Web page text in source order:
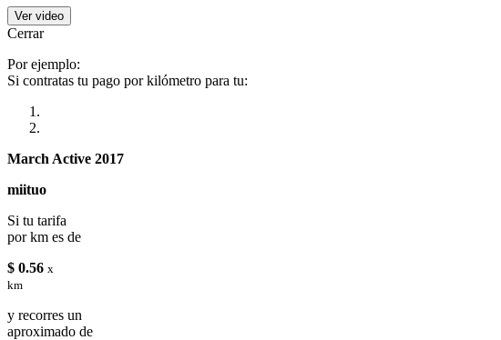
Ver video
Cerrar
Por ejemplo:
Si contratas tu pago por kilómetro para tu:
March Active 2017
miituo
Si tu tarifa
por km es de
$ 0.56 x
km
y recorres un
aproximado de